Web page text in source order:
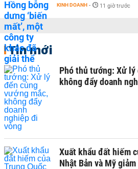
KINH DOANH - 11 giờ trước
Tin mới
Phó thủ tướng: Xử lý
không đẩy doanh
Xuất khẩu đất hiếm
Nhật Bản và Mỹ giảm